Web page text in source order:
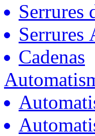
Serrures
Serrures
Cadenas